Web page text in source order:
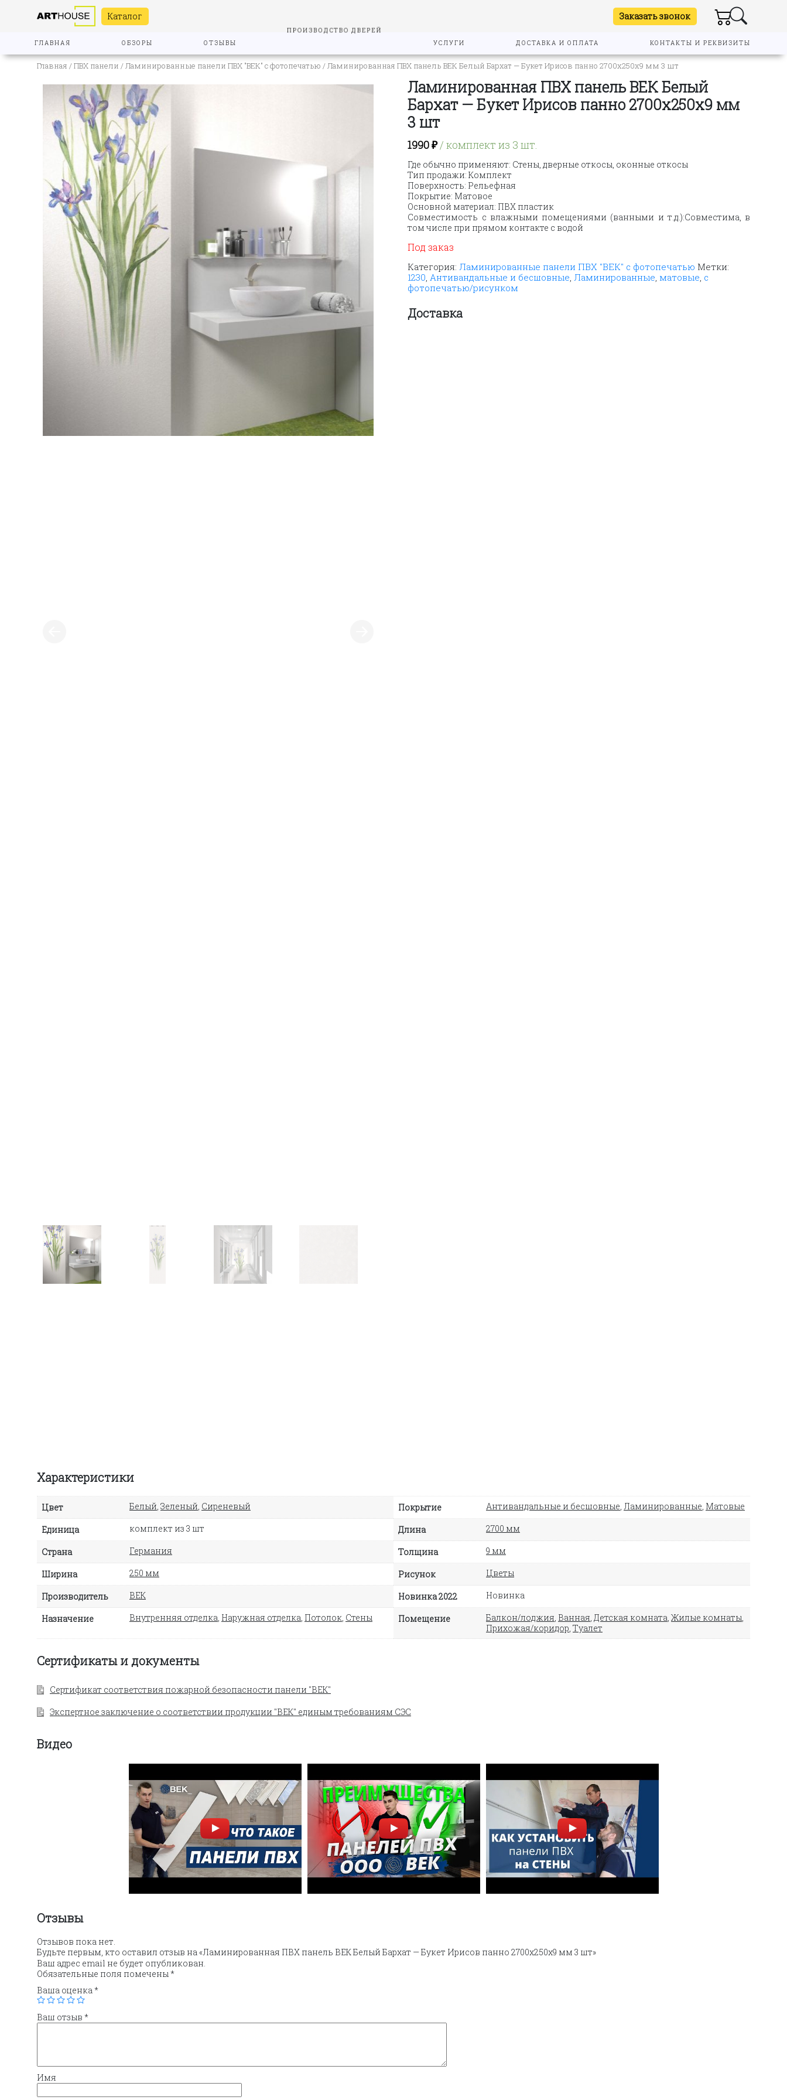
Каталог Заказать звонок
ГЛАВНАЯ ОБЗОРЫ ОТЗЫВЫ УСЛУГИ ДОСТАВКА И ОПЛАТА КОНТАКТЫ И РЕКВИЗИТЫ
Главная /ПВХ панели / Ламинированные панели ПВХ "ВЕК" с фотопечатью / Ламинированная ПВХ панель ВЕК Белый Бархат — Букет Ирисов панно 2700х250х9 мм 3 шт
Ламинированная ПВХ панель ВЕК Белый
Бархат — Букет Ирисов панно 2700х250х9 мм
3 шт
1990₽/ комплект из 3 шт.
Где обычно применяют: Стены, дверные откосы, оконные откосы
Тип продажи: Комплект
Поверхность: Рельефная
Покрытие: Матовое
Основной материал: ПВХ пластик
Совместимость с влажными помещениями (ванными и т.д.):Совместима, в
том числе при прямом контакте с водой
Под заказ
Категория: Ламинированные панели ПВХ "ВЕК" с фотопечатью Метки:
1230 Антивандальные и бесшовные Ламинированные матовые с
фотопечатью/рисунком
Доставка
Характеристики
Цвет Белый, Зеленый, Сиреневый Покрытие Антивандальные и бесшовные, Ламинированные, Матовые
Единица комплект из 3 шт Длина 2700 мм
Страна Германия Толщина 9 мм
Ширина 250 мм Рисунок Цветы
Производитель ВЕК Новинка 2022 Новинка
Назначение Внутренняя отделка, Наружная отделка, Потолок, Стены Помещение Балкон/лоджия, Ванная, Детская комната, Жилые комнаты,
Прихожая/коридор, Туалет
Сертификаты и документы
Сертификат соответствия пожарной безопасности панели "ВЕК"
Экспертное заключение о соответствии продукции "ВЕК" единым требованиям СЭС
Видео
Отзывы
Отзывов пока нет.
Будьте первым, кто оставил отзыв на «Ламинированная ПВХ панель ВЕК Белый Бархат — Букет Ирисов панно 2700х250х9 мм 3 шт»
Ваш адрес email не будет опубликован.
Обязательные поля помечены*
Ваша оценка*
Ваш отзыв *
Имя